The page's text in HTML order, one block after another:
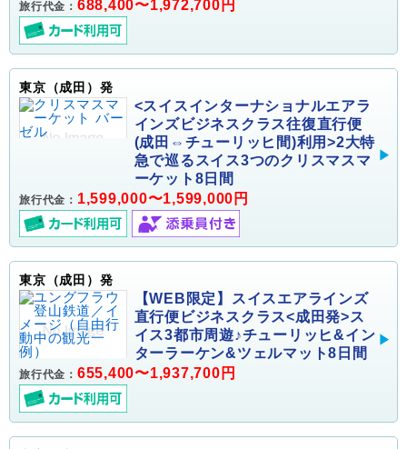
旅行代金： 688,400〜1,972,700円
東京（成田）発
<スイスインターナショナルエアラ
インズビジネスクラス往復直行便
(成田⇔チューリッヒ間)利用>2大特
急で巡るスイス3つのクリスマスマ
ーケット8日間
旅行代金： 1,599,000〜1,599,000円
東京（成田）発
【WEB限定】スイスエアラインズ
直行便ビジネスクラス<成田発>ス
イス3都市周遊♪チューリッヒ&イン
ターラーケン&ツェルマット8日間
旅行代金： 655,400〜1,937,700円